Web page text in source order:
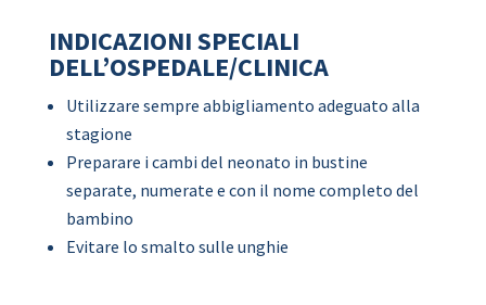
INDICAZIONI SPECIALI
DELL’OSPEDALE/CLINICA
Utilizzare sempre abbigliamento adeguato alla
stagione
Preparare i cambi del neonato in bustine
separate, numerate e con il nome completo del
bambino
Evitare lo smalto sulle unghie